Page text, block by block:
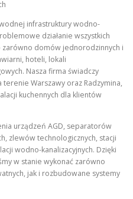
infrastruktury wodno-
działanie wszystkich
domów jednorodzinnych i
hoteli, lokali
Nasza firma świadczy
Warszawy oraz Radzymina,
kuchennych dla klientów
urządzeń AGD, separatorów
zlewów technologicznych, stacji
wodno-kanalizacyjnych. Dzięki
w stanie wykonać zarówno
jak i rozbudowane systemy